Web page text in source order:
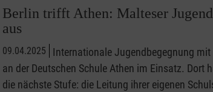
Berlin trifft Athen: Malteser
aus
09.04.2025
Internationale Jugendbegegnung
an der Deutschen Schule Athen im Einsatz.
die nächste Stufe: die Leitung ihrer eigenen